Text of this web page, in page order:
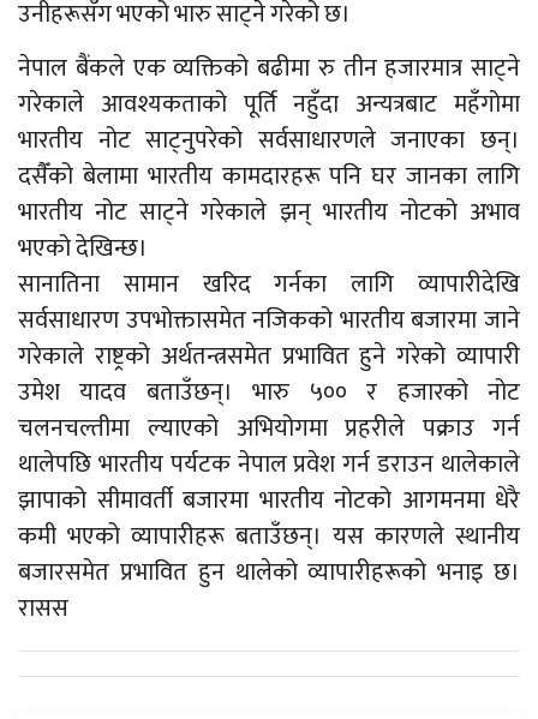
उनीहरूसँग भएको भारु साट्ने गरेको छ।
नेपाल बैंकले एक व्यक्तिको बढीमा रु तीन हजारमात्र साट्ने
गरेकाले आवश्यकताको पूर्ति नहुँदा अन्यत्रबाट महँगोमा
भारतीय नोट साट्नुपरेको सर्वसाधारणले जनाएका छन्।
दसैँको बेलामा भारतीय कामदारहरू पनि घर जानका लागि
भारतीय नोट साट्ने गरेकाले झन् भारतीय नोटको अभाव
भएको देखिन्छ।
सानातिना सामान खरिद गर्नका लागि व्यापारीदेखि
सर्वसाधारण उपभोक्तासमेत नजिकको भारतीय बजारमा जाने
गरेकाले राष्ट्रको अर्थतन्त्रसमेत प्रभावित हुने गरेको व्यापारी
उमेश यादव बताउँछन्। भारु ५०० र हजारको नोट
चलनचल्तीमा ल्याएको अभियोगमा प्रहरीले पक्राउ गर्न
थालेपछि भारतीय पर्यटक नेपाल प्रवेश गर्न डराउन थालेकाले
झापाको सीमावर्ती बजारमा भारतीय नोटको आगमनमा धेरै
कमी भएको व्यापारीहरू बताउँछन्। यस कारणले स्थानीय
बजारसमेत प्रभावित हुन थालेको व्यापारीहरूको भनाइ छ।
रासस